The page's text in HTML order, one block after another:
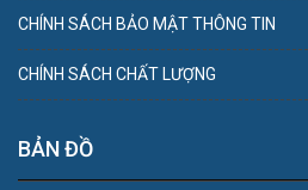
CHÍNH SÁCH BẢO MẬT THÔNG TIN
CHÍNH SÁCH CHẤT LƯỢNG
BẢN ĐỒ